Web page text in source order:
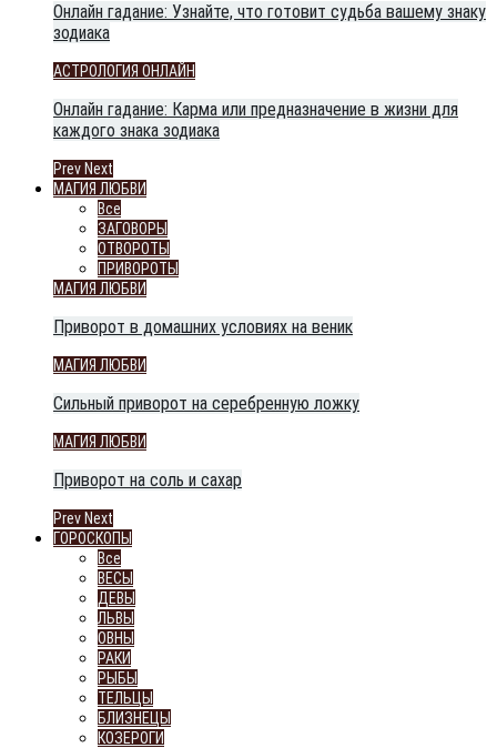
Онлайн гадание: Узнайте, что готовит судьба вашему знаку
зодиака
АСТРОЛОГИЯ ОНЛАЙН
Онлайн гадание: Карма или предназначение в жизни для
каждого знака зодиака
Prev Next
МАГИЯ ЛЮБВИ
Все
ЗАГОВОРЫ
ОТВОРОТЫ
ПРИВОРОТЫ
МАГИЯ ЛЮБВИ
Приворот в домашних условиях на веник
МАГИЯ ЛЮБВИ
Сильный приворот на серебренную ложку
МАГИЯ ЛЮБВИ
Приворот на соль и сахар
Prev Next
ГОРОСКОПЫ
Все
ВЕСЫ
ДЕВЫ
ЛЬВЫ
ОВНЫ
РАКИ
РЫБЫ
ТЕЛЬЦЫ
БЛИЗНЕЦЫ
КОЗЕРОГИ